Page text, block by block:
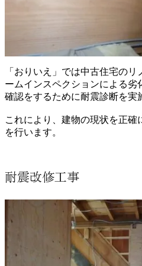
「おりいえ」では中古住宅の
ームインスペクションによる
確認をするために耐震診断を実
これにより、建物の現状を正
を行います。
耐震改修工事